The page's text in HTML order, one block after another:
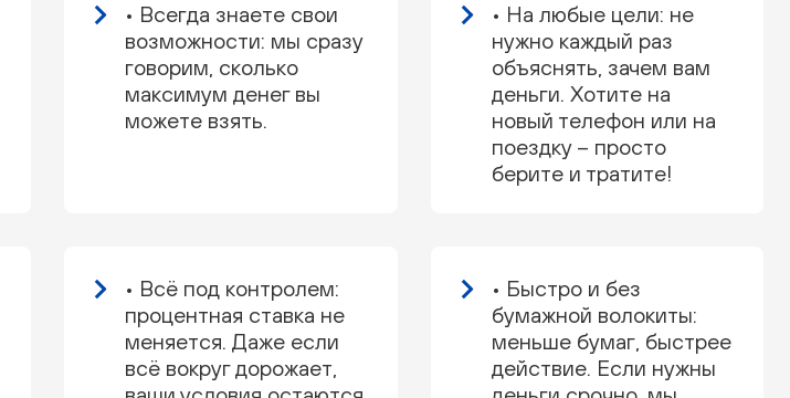
• Всегда знаете свои
возможности: мы сразу
говорим, сколько
максимум денег вы
можете взять.
• На любые цели: не
нужно каждый раз
объяснять, зачем вам
деньги. Хотите на
новый телефон или на
поездку – просто
берите и тратите!
• Всё под контролем:
процентная ставка не
меняется. Даже если
всё вокруг дорожает,
• Быстро и без
бумажной волокиты:
меньше бумаг, быстрее
действие. Если нужны